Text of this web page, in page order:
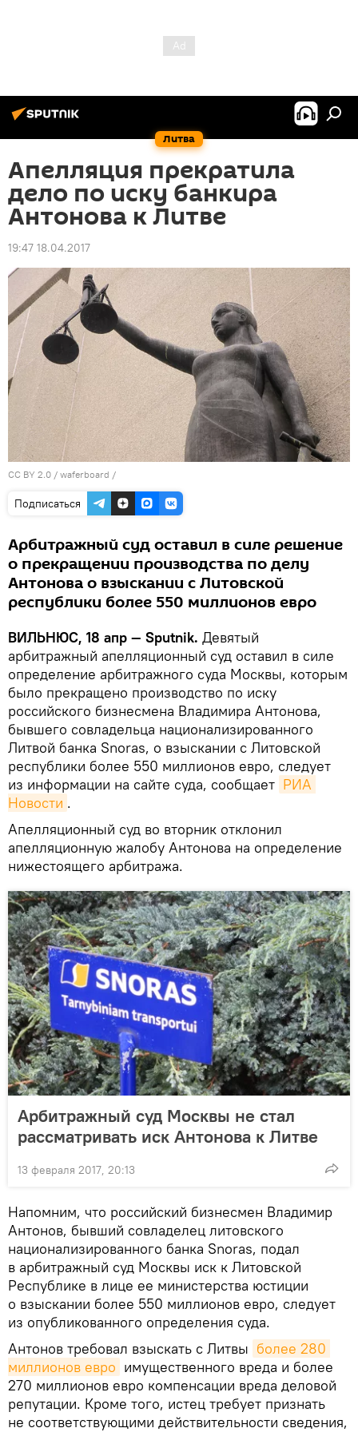
Литва
Апелляция прекратила
дело по иску банкира
Антонова к Литве
19:47 18.04.2017
CC BY 2.0 / waferboard /
Подписаться
Арбитражный суд оставил в силе решение
о прекращении производства по делу
Антонова о взыскании с Литовской
республики более 550 миллионов евро
ВИЛЬНЮС, 18 апр — Sputnik. Девятый
арбитражный апелляционный суд оставил в силе
определение арбитражного суда Москвы, которым
было прекращено производство по иску
российского бизнесмена Владимира Антонова,
бывшего совладельца национализированного
Литвой банка Snoras, о взыскании с Литовской
республики более 550 миллионов евро, следует
из информации на сайте суда, сообщает РИА
Новости .
Апелляционный суд во вторник отклонил
апелляционную жалобу Антонова на определение
нижестоящего арбитража.
Арбитражный суд Москвы не стал
рассматривать иск Антонова к Литве
13 февраля 2017, 20:13
Напомним, что российский бизнесмен Владимир
Антонов, бывший совладелец литовского
национализированного банка Snoras, подал
в арбитражный суд Москвы иск к Литовской
Республике в лице ее министерства юстиции
о взыскании более 550 миллионов евро, следует
из опубликованного определения суда.
Антонов требовал взыскать с Литвы более 280
миллионов евро имущественного вреда и более
270 миллионов евро компенсации вреда деловой
репутации. Кроме того, истец требует признать
не соответствующими действительности сведения,